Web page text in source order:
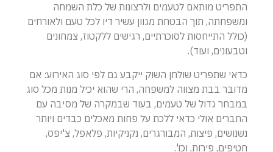
התפריט מותאם לטעמים ולרצונות של כלת השמחה
ומשפחתה, תוך הבטחת מגוון עשיר דיו לכל טעם ולאורחים
(כולל התייחסות לסוכרתיים, רגישים ללקטוז, צמחונים
וטבעונים, ועוד).
כדאי שתפריט שולחן השוק ייקבע גם לפי סוג האירוע: אם
מדובר בבת מצווה למשפחה, הרי שהוא יכיל מנות מכל סוג
במבחר גדול של טעמים, בעוד שבמקרה של מסיבה עם
החברים אולי כדאי ללכת על פחות מאכלים כבדים ויותר
נשנושים, פיצות, המבורגרים, נקניקיות, פלאפל, צ'יפס,
חטיפים, פירות, וכו'.